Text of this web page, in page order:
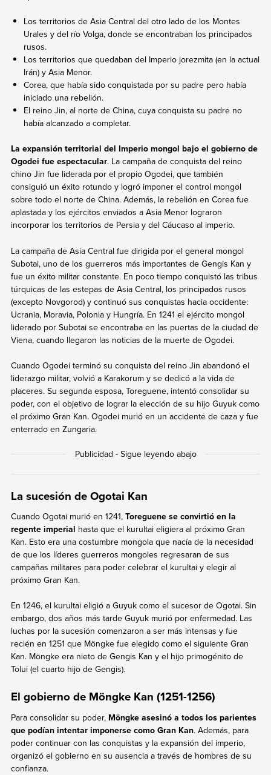
Los territorios de Asia Central del otro lado de los Montes
Urales y del río Volga, donde se encontraban los principados
rusos.
Los territorios que quedaban del Imperio jorezmita (en la actual
Irán) y Asia Menor.
Corea, que había sido conquistada por su padre pero había
iniciado una rebelión.
El reino Jin, al norte de China, cuya conquista su padre no
había alcanzado a completar.
La expansión territorial del Imperio mongol bajo el gobierno de
Ogodei fue espectacular. La campaña de conquista del reino
chino Jin fue liderada por el propio Ogodei, que también
consiguió un éxito rotundo y logró imponer el control mongol
sobre todo el norte de China. Además, la rebelión en Corea fue
aplastada y los ejércitos enviados a Asia Menor lograron
incorporar los territorios de Persia y del Cáucaso al imperio.
La campaña de Asia Central fue dirigida por el general mongol
Subotai, uno de los guerreros más importantes de Gengis Kan y
fue un éxito militar constante. En poco tiempo conquistó las tribus
túrquicas de las estepas de Asia Central, los principados rusos
(excepto Novgorod) y continuó sus conquistas hacia occidente:
Ucrania, Moravia, Polonia y Hungría. En 1241 el ejército mongol
liderado por Subotai se encontraba en las puertas de la ciudad de
Viena, cuando llegaron las noticias de la muerte de Ogodei.
Cuando Ogodei terminó su conquista del reino Jin abandonó el
liderazgo militar, volvió a Karakorum y se dedicó a la vida de
placeres. Su segunda esposa, Toreguene, intentó consolidar su
poder, con el objetivo de lograr la elección de su hijo Guyuk como
el próximo Gran Kan. Ogodei murió en un accidente de caza y fue
enterrado en Zungaria.
La sucesión de Ogotai Kan
Cuando Ogotai murió en 1241, Toreguene se convirtió en la
regente imperial hasta que el kurultai eligiera al próximo Gran
Kan. Esto era una costumbre mongola que nacía de la necesidad
de que los líderes guerreros mongoles regresaran de sus
campañas militares para poder celebrar el kurultai y elegir al
próximo Gran Kan.
En 1246, el kurultai eligió a Guyuk como el sucesor de Ogotai. Sin
embargo, dos años más tarde Guyuk murió por enfermedad. Las
luchas por la sucesión comenzaron a ser más intensas y fue
recién en 1251 que Möngke fue elegido como el siguiente Gran
Kan. Möngke era nieto de Gengis Kan y el hijo primogénito de
Tolui (el cuarto hijo de Gengis).
El gobierno de Möngke Kan (1251-1256)
Para consolidar su poder, Möngke asesinó a todos los parientes
que podían intentar imponerse como Gran Kan. Además, para
poder continuar con las conquistas y la expansión del imperio,
organizó el gobierno en su ausencia a través de hombres de su
confianza.